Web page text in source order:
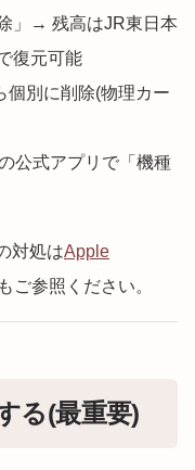
」→ 残高はJR東日本
復元可能
個別に削除(物理カー
公式アプリで「機種
対処はApple
もご参照ください。
る(最重要)